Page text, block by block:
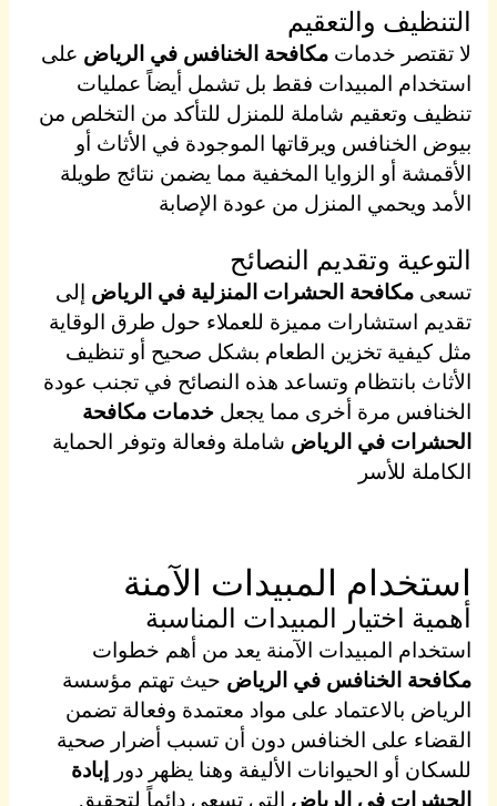
التنظيف والتعقيم
لا تقتصر خدماتمكافحة الخنافس في الرياض على
استخدام المبيدات فقط بل تشمل أيضاً عمليات
تنظيف وتعقيم شاملة للمنزل للتأكد من التخلص من
بيوض الخنافس ويرقاتها الموجودة في الأثاث أو
الأقمشة أو الزوايا المخفية مما يضمن نتائج طويلة
الأمد ويحمي المنزل من عودة الإصابة
التوعية وتقديم النصائح
تسعىمكافحة الحشرات المنزلية في الرياض إلى
تقديم استشارات مميزة للعملاء حول طرق الوقاية
مثل كيفية تخزين الطعام بشكل صحيح أو تنظيف
الأثاث بانتظام وتساعد هذه النصائح في تجنب عودة
الخنافس مرة أخرى مما يجعلخدمات مكافحة
الحشرات في الرياض شاملة وفعالة وتوفر الحماية
الكاملة للأسر
استخدام المبيدات الآمنة
أهمية اختيار المبيدات المناسبة
استخدام المبيدات الآمنة يعد من أهم خطوات
مكافحة الخنافس في الرياض حيث تهتم مؤسسة
الرياض بالاعتماد على مواد معتمدة وفعالة تضمن
القضاء على الخنافس دون أن تسبب أضرار صحية
للسكان أو الحيوانات الأليفة وهنا يظهر دورإبادة
الحشرات في الرياض التي تسعى دائماً لتحقيق